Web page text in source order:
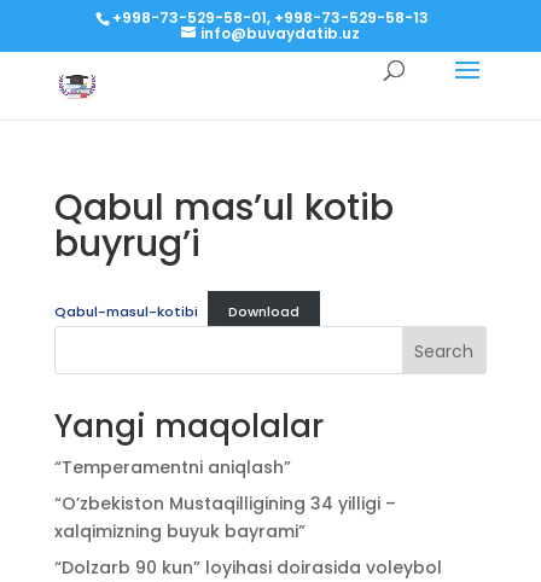
+998-73-529-58-01, +998-73-529-58-13
info@buvaydatib.uz
Qabul mas’ul kotib
buyrug’i
Qabul-masul-kotibi Download
Search
Yangi maqolalar
“Temperamentni aniqlash”
“O’zbekiston Mustaqilligining 34 yilligi –
xalqimizning buyuk bayrami”
“Dolzarb 90 kun” loyihasi doirasida voleybol